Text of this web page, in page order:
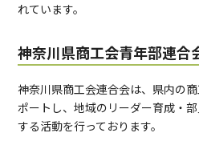
れています。
神奈川県商工会青年部連合
神奈川県商工会連合会は、県内の
ポートし、地域のリーダー育成・
する活動を行っております。